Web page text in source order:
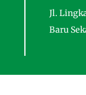
Jl.
Baru